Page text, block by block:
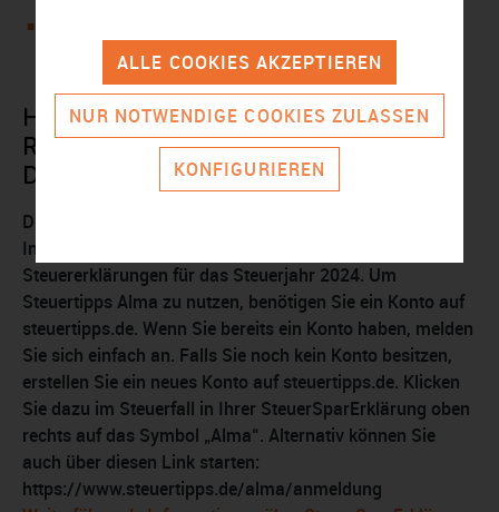
Ratschläge
Hinweis zu SteuerSparErklärung
Rentner 2025 (für Steuerjahr 2024)
Download:
Die Lizenz ist für einen Privatnutzer und maximal 3
Installationen. Sie ermöglicht die Abgabe von 3
Steuererklärungen für das Steuerjahr 2024. Um
Steuertipps Alma zu nutzen, benötigen Sie ein Konto auf
steuertipps.de. Wenn Sie bereits ein Konto haben, melden
Sie sich einfach an. Falls Sie noch kein Konto besitzen,
erstellen Sie ein neues Konto auf steuertipps.de. Klicken
Sie dazu im Steuerfall in Ihrer SteuerSparErklärung oben
rechts auf das Symbol „Alma“. Alternativ können Sie
auch über diesen Link starten:
https://www.steuertipps.de/alma/anmeldung
NUR NOTWENDIGE COOKIES ZULASSEN
KONFIGURIEREN
ALLE COOKIES AKZEPTIEREN